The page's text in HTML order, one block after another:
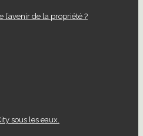
de la propriété ?
sous les eaux.